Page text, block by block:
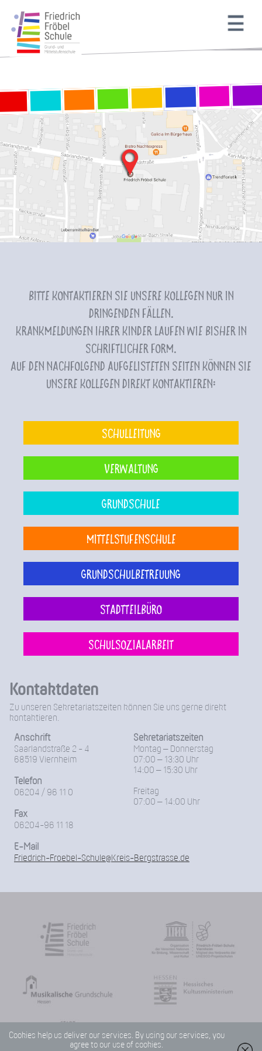
Bitte kontaktieren Sie unsere Kollegen nur in
dringenden Fällen.
Krankmeldungen Ihrer Kinder laufen wie bisher in
schriftlicher Form.
Auf den nachfolgend aufgelisteten Seiten können Sie
unsere Kollegen direkt kontaktieren:
Schulleitung
Verwaltung
Grundschule
Mittelstufenschule
Grundschulbetreuung
Stadtteilbüro
Schulsozialarbeit
Kontaktdaten
Zu unseren Sekretariatszeiten können Sie uns gerne direkt
kontaktieren.
Anschrift
Saarlandstraße 2 - 4
68519 Viernheim
Telefon
06204 / 96 11 0
Fax
06204-96 11 18
Sekretariatszeiten
Montag – Donnerstag
07:00 – 13:30 Uhr
14:00 – 15:30 Uhr
Freitag
07:00 – 14:00 Uhr
E-Mail
Friedrich-Froebel-Schule@Kreis-Bergstrasse.de
Cookies help us deliver our services. By using our services, you
agree to our use of cookies.